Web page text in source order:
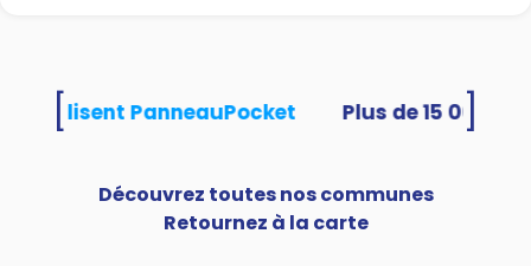
utilisent PanneauPocket
Découvrez toutes nos communes
Retournez à la carte